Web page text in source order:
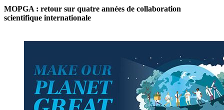
MOPGA : retour sur quatre années de collaboration
scientifique internationale